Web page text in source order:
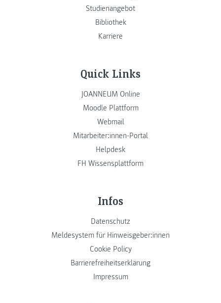
Studienangebot
Bibliothek
Karriere
Quick Links
JOANNEUM Online
Moodle Plattform
Webmail
Mitarbeiter:innen-Portal
Helpdesk
FH Wissensplattform
Infos
Datenschutz
Meldesystem für Hinweisgeber:innen
Cookie Policy
Barrierefreiheitserklärung
Impressum